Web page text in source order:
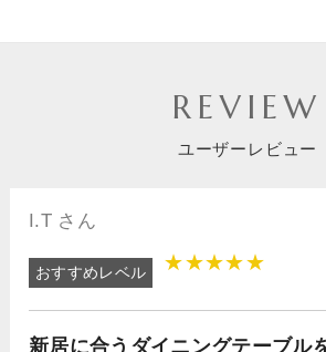
REVIEW
ユーザーレビュー
I.T さん
おすすめレベル ★★★★★
新居に合うダイニングテーブル